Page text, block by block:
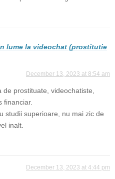
lume la videochat (prostitutie
December 13, 2023 at 8:54 am
prostituate, videochatiste,
financiar.
studii superioare, nu mai zic de
inalt.
December 13, 2023 at 4:44 pm